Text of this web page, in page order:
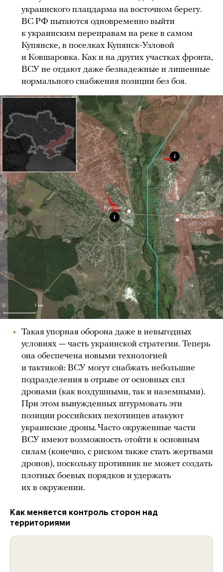
украинского плацдарма на восточном берегу.
ВС РФ пытаются одновременно выйти
к украинским переправам на реке в самом
Купянске, в поселках Купянск-Узловой
и Ковшаровка. Как и на других участках фронта,
ВСУ не отдают даже безнадежные и лишенные
нормального снабжения позиции без боя.
Такая упорная оборона даже в невыгодных
условиях — часть украинской стратегии. Теперь
она обеспечена новыми технологией
и тактикой: ВСУ могут снабжать небольшие
подразделения в отрыве от основных сил
дронами (как воздушными, так и наземными).
При этом вынужденных штурмовать эти
позиции российских пехотинцев атакуют
украинские дроны. Часто окруженные части
ВСУ имеют возможность отойти к основным
силам (конечно, с риском также стать жертвами
дронов), поскольку противник не может создать
плотных боевых порядков и удержать
их в окружении.
Как меняется контроль сторон над
территориями